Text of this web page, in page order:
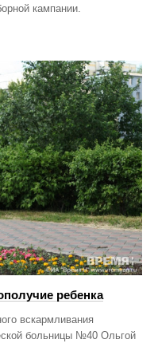
кампании.
ребенка
вскармливания
больницы №40 Ольгой